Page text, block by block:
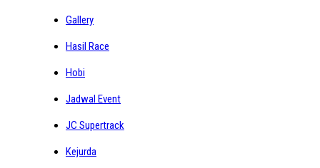
Gallery
Hasil Race
Hobi
Jadwal Event
JC Supertrack
Kejurda